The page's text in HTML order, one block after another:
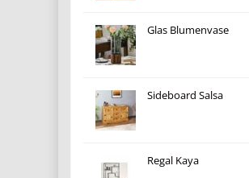
Glas Blumenvase
Sideboard Salsa
Regal Kaya